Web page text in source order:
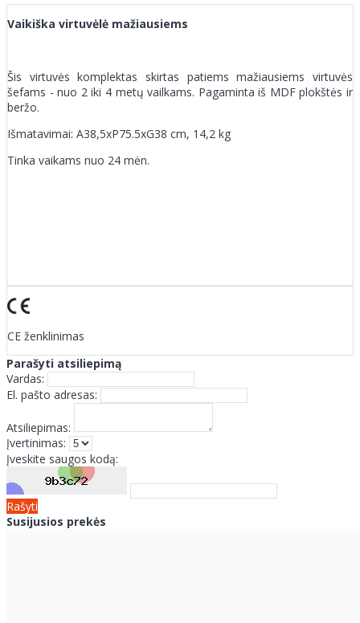
Vaikiška virtuvėlė mažiausiems
Šis virtuvės komplektas skirtas patiems mažiausiems virtuvės
šefams - nuo 2 iki 4 metų vailkams. Pagaminta iš MDF plokštės ir
beržo.
Išmatavimai: A38,5xP75.5xG38 cm, 14,2 kg
Tinka vaikams nuo 24 mėn.
CE ženklinimas
Parašyti atsiliepimą
Vardas:
El. pašto adresas:
Atsiliepimas:
Įvertinimas:
Įveskite saugos kodą:
Rašyti
Susijusios prekės